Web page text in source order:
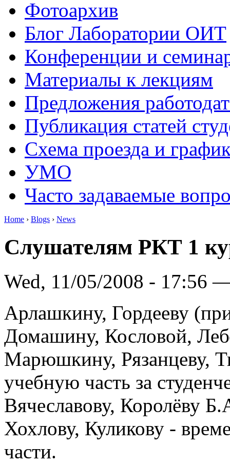
Фотоархив
Блог Лаборатории ОИТ
Конференции и
Материалы к лекциям
Предложения
Публикация статей
Схема проезда и
УМО
Часто задаваемые
Home › Blogs › News
Слушателям РКТ 1
Wed, 11/05/2008 - 17:56
Арлашкину, Гордееву
Домашину, Кословой,
Марюшкину, Рязанцеву,
учебную часть за
Вячеславову, Королёву
Хохлову, Куликову -
части.